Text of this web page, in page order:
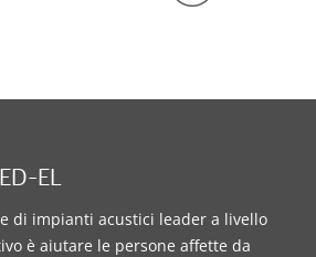
EL
di impianti acustici leader a livello
è aiutare le persone affette da